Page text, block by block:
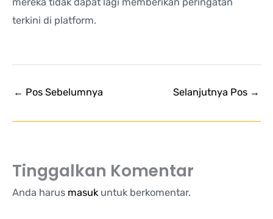
terkini di platform.
← Pos Sebelumnya Selanjutnya Pos →
Tinggalkan Komentar
Anda harus masukuntuk berkomentar.